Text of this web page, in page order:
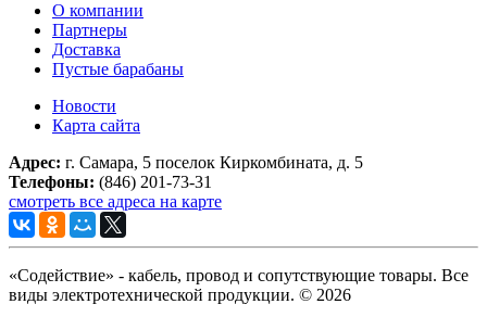
О компании
Партнеры
Доставка
Пустые барабаны
Новости
Карта сайта
Адрес: г. Самара, 5 поселок Киркомбината, д. 5
Телефоны: (846) 201-73-31
смотреть все адреса на карте
«Содействие» - кабель, провод и сопутствующие товары. Все
виды электротехнической продукции. © 2026